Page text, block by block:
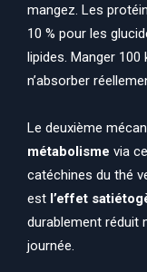
mangez. Les
10 % pour les
lipides. Manger
n’absorber
Le deuxième
métabolisme via
catéchines du thé
est l’effet
durablement réduit
journée.